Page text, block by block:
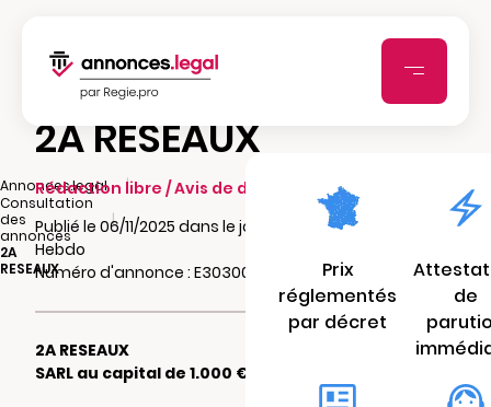
Annonces.legal
|
Consultation
des
annonces
|
2A
RESEAUX
2A RESEAUX
Rédaction libre / Avis de dissolution
Publié le 06/11/2025 dans le journal Vaucluse
Hebdo
Numéro d'annonce : E303002267s98
2A RESEAUX
SARL au capital de 1.000 €
Prix
réglementés
par décret
de